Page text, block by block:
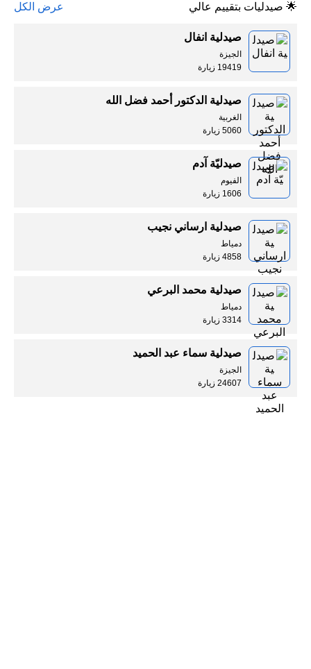
🌟 صيدليات بتقييم عالي عرض الكل
صيدلية انفال
الجيزة
19419 زيارة
صيدلية الدكتور أحمد فضل الله
الغربية
5060 زيارة
صيدليّة آدم
الفيوم
1606 زيارة
صيدلية ارساني نجيب
دمياط
4858 زيارة
صيدلية محمد البرعي
دمياط
3314 زيارة
صيدلية سماء عبد الحميد
الجيزة
24607 زيارة